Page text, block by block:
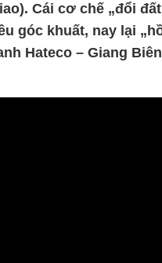
Cái cơ chế „đổi đất
góc khuất, nay lại
Hateco – Giang